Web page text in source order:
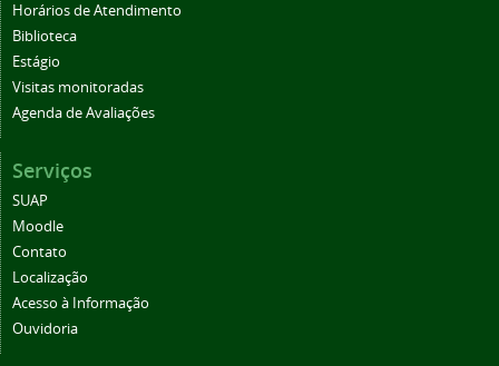
Horários de Atendimento
Biblioteca
Estágio
Visitas monitoradas
Agenda de Avaliações
Serviços
SUAP
Moodle
Contato
Localização
Acesso à Informação
Ouvidoria